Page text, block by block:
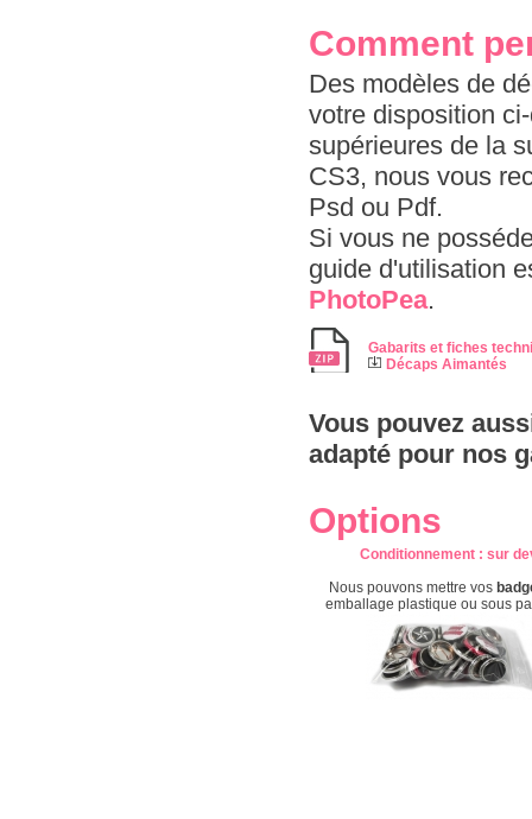
Comment
Des modèles de
votre disposition
supérieures de la
CS3, nous vous
Psd ou Pdf.
Si vous ne
guide d'utilisation
PhotoPea.
Gabarits et fiches
Décaps Aimantés
Vous pouvez
adapté pour nos
Options
Conditionnement: sur
Nous pouvons mettre vos
emballage plastique ou sous